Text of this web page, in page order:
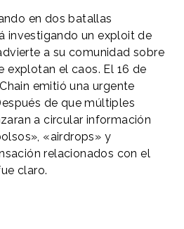
en dos batallas
investigando un exploit de
a su comunidad sobre
explotan el caos. El 16 de
emitió una urgente
de que múltiples
a circular información
«airdrops» y
relacionados con el
claro.